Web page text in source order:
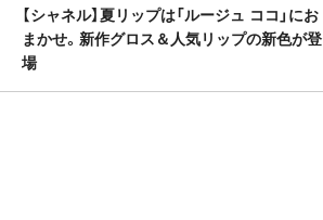
【シャネル】夏リップは「ルージュ ココ」にお
まかせ。新作グロス＆人気リップの新色が登
場